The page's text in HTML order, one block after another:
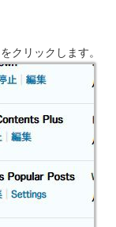
クリックします。